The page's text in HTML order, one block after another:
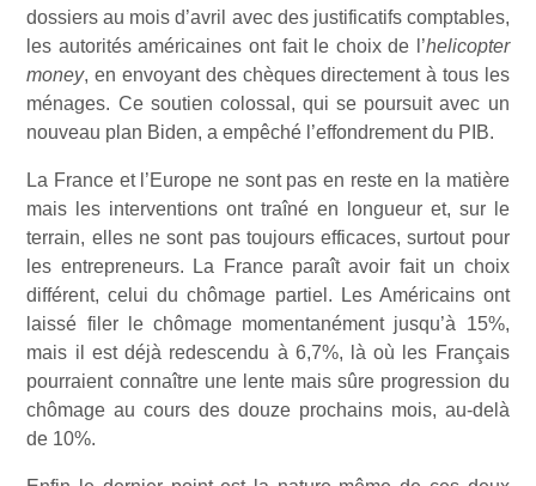
dossiers au mois d’avril avec des justificatifs comptables,
les autorités américaines ont fait le choix de l’helicopter
money, en envoyant des chèques directement à tous les
ménages. Ce soutien colossal, qui se poursuit avec un
nouveau plan Biden, a empêché l’effondrement du PIB.
La France et l’Europe ne sont pas en reste en la matière
mais les interventions ont traîné en longueur et, sur le
terrain, elles ne sont pas toujours efficaces, surtout pour
les entrepreneurs. La France paraît avoir fait un choix
différent, celui du chômage partiel. Les Américains ont
laissé filer le chômage momentanément jusqu’à 15%,
mais il est déjà redescendu à 6,7%, là où les Français
pourraient connaître une lente mais sûre progression du
chômage au cours des douze prochains mois, au-delà
de 10%.